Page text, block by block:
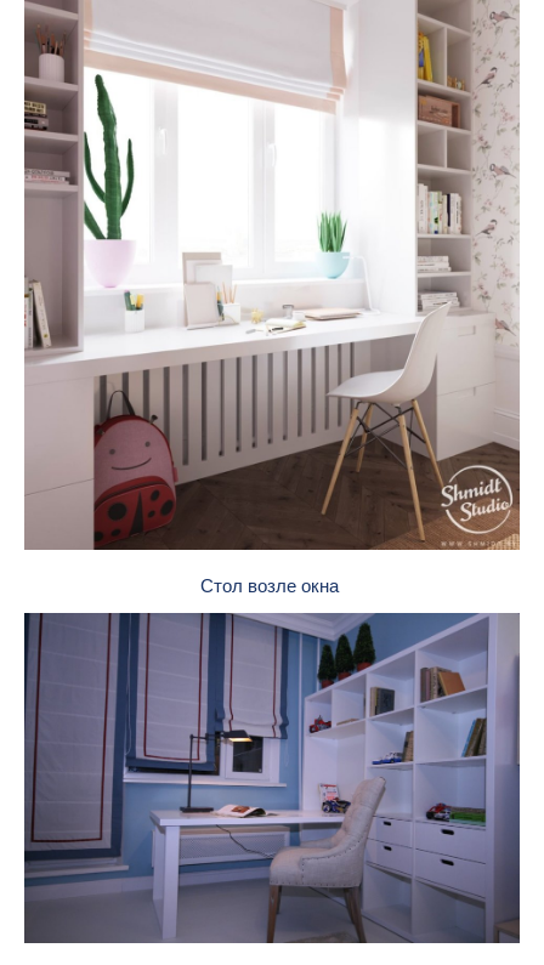
Стол возле окна